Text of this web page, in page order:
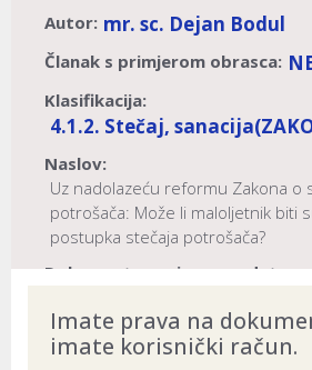
Autor: mr. sc. Dejan Bodul
Članak s primjerom obrasca:
Klasifikacija:
4.1.2. Stečaj, sanacija
Naslov:
Uz nadolazeću reformu Zakona o
potrošača: Može li maloljetnik biti
postupka stečaja potrošača?
Dokument provjeren na datum:
Imate prava na
imate korisnički račun.